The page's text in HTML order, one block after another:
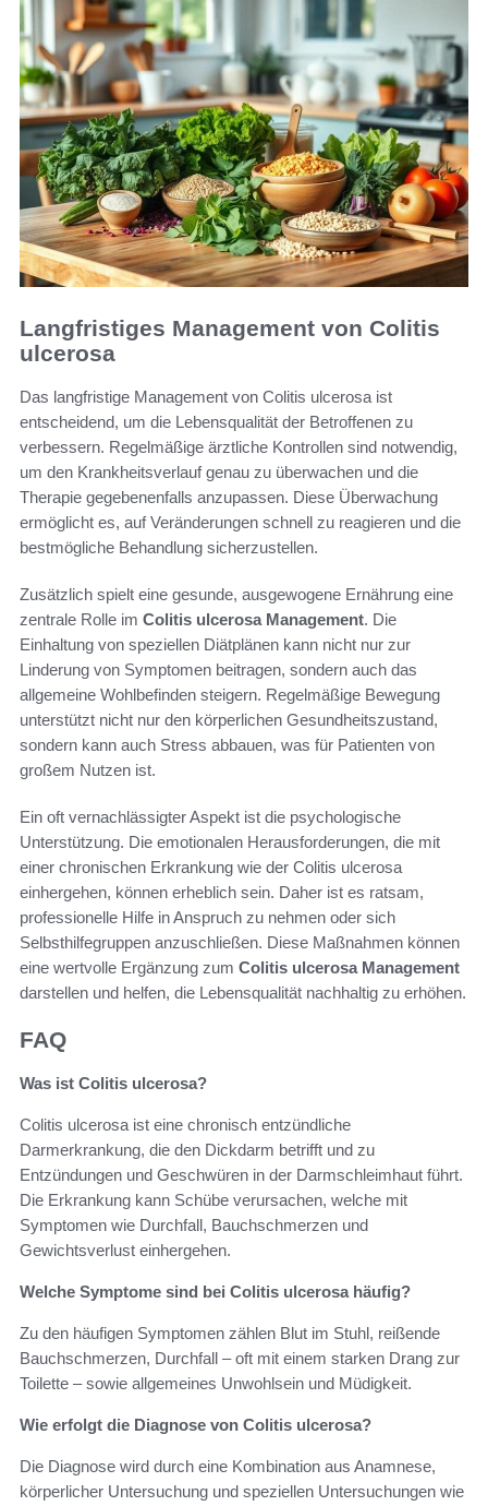
Langfristiges Management von Colitis
ulcerosa
Das langfristige Management von Colitis ulcerosa ist
entscheidend, um die Lebensqualität der Betroffenen zu
verbessern. Regelmäßige ärztliche Kontrollen sind notwendig,
um den Krankheitsverlauf genau zu überwachen und die
Therapie gegebenenfalls anzupassen. Diese Überwachung
ermöglicht es, auf Veränderungen schnell zu reagieren und die
bestmögliche Behandlung sicherzustellen.
Zusätzlich spielt eine gesunde, ausgewogene Ernährung eine
zentrale Rolle im Colitis ulcerosa Management. Die
Einhaltung von speziellen Diätplänen kann nicht nur zur
Linderung von Symptomen beitragen, sondern auch das
allgemeine Wohlbefinden steigern. Regelmäßige Bewegung
unterstützt nicht nur den körperlichen Gesundheitszustand,
sondern kann auch Stress abbauen, was für Patienten von
großem Nutzen ist.
Ein oft vernachlässigter Aspekt ist die psychologische
Unterstützung. Die emotionalen Herausforderungen, die mit
einer chronischen Erkrankung wie der Colitis ulcerosa
einhergehen, können erheblich sein. Daher ist es ratsam,
professionelle Hilfe in Anspruch zu nehmen oder sich
Selbsthilfegruppen anzuschließen. Diese Maßnahmen können
eine wertvolle Ergänzung zum Colitis ulcerosa Management
darstellen und helfen, die Lebensqualität nachhaltig zu erhöhen.
FAQ
Was ist Colitis ulcerosa?
Colitis ulcerosa ist eine chronisch entzündliche
Darmerkrankung, die den Dickdarm betrifft und zu
Entzündungen und Geschwüren in der Darmschleimhaut führt.
Die Erkrankung kann Schübe verursachen, welche mit
Symptomen wie Durchfall, Bauchschmerzen und
Gewichtsverlust einhergehen.
Welche Symptome sind bei Colitis ulcerosa häufig?
Zu den häufigen Symptomen zählen Blut im Stuhl, reißende
Bauchschmerzen, Durchfall – oft mit einem starken Drang zur
Toilette – sowie allgemeines Unwohlsein und Müdigkeit.
Wie erfolgt die Diagnose von Colitis ulcerosa?
Die Diagnose wird durch eine Kombination aus Anamnese,
körperlicher Untersuchung und speziellen Untersuchungen wie